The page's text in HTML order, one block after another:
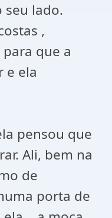
seu lado.
,
que a
e ela
pensou que
Ali, bem na
de
porta de